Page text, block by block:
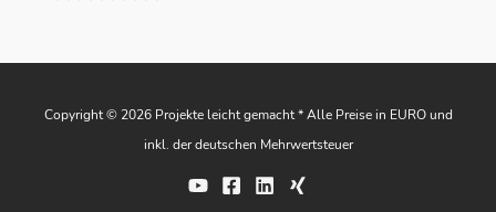
Projekte leicht gemacht
Copyright © 2026 Projekte leicht gemacht * Alle Preise in EURO und
inkl. der deutschen Mehrwertsteuer